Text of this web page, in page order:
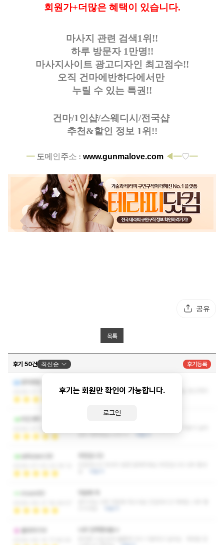
회원가+더많은 혜택이 있습니다.
마사지 관련 검색1위!!
하루 방문자 1만명!!
마사지사이트 광고디자인 최고점수!!
오직 건마에반하다에서만
누릴 수 있는 특권!!
건마/1인샵/스웨디시/전국샵
추천&할인 정보 1위!!
━ 도메 인 주소 : www.gunmalove.com ◀━♡━
공유
목록
후기 50건 최신순 후기등록
후기는 회원만 확인이 가능합니다.
로그인
2026-07-17 20:43:26
센스있는 성격에 특출난 관리 실력 그리고 재밌는 토크까지
2026-07-10 02:24:31
갈듯 행복했습니다ㅎㅎ
더보기